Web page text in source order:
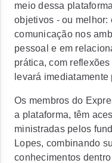
meio dessa
objetivos - ou melhor:
comunicação nos
pessoal e em
prática, com
levará
Os membros do
a plataforma, têm
ministradas pelos
Lopes, combinando
conhecimentos